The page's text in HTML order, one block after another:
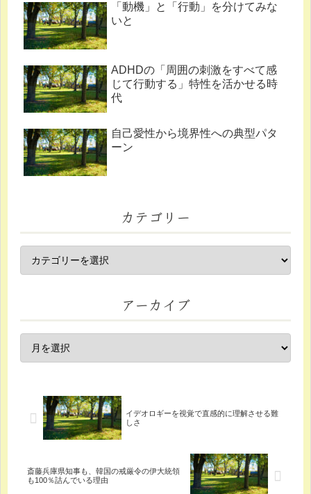
「動機」と「行動」を分けてみな
いと
ADHDの「周囲の刺激をすべて感
じて行動する」特性を活かせる時
代
自己愛性から境界性への典型パタ
ーン
カテゴリー
アーカイブ
イデオロギーを視覚で直感的に理解させる難
しさ
斎藤兵庫県知事も、韓国の戒厳令の伊大統領
も100％詰んでいる理由